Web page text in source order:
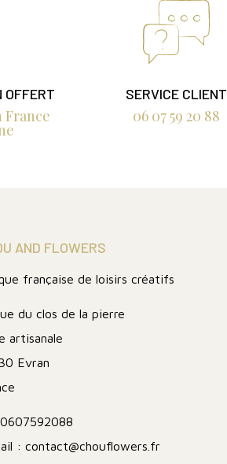
OFFERT
France
SERVICE CLIENT
06 07 59 20 88
AND FLOWERS
française de loisirs créatifs
du clos de la pierre
artisanale
Evran
0607592088
: contact@chouflowers.fr